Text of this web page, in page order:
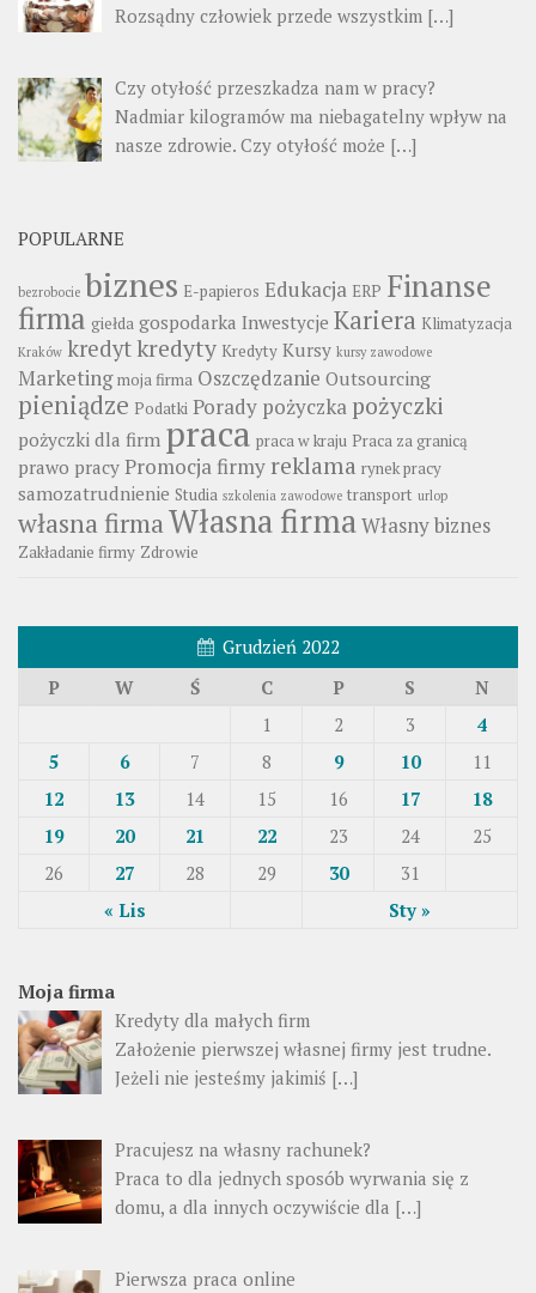
Rozsądny człowiek przede wszystkim […]
Czy otyłość przeszkadza nam w pracy?
Nadmiar kilogramów ma niebagatelny wpływ na
nasze zdrowie. Czy otyłość może […]
POPULARNE
bezrobocie biznes E-papieros Edukacja ERP Finanse
firma giełda gospodarka Inwestycje Kariera Klimatyzacja
Kraków kredytkredyty Kredyty Kursy kursy zawodowe
Marketing moja firma Oszczędzanie Outsourcing
pieniądze Podatki Porady pożyczka pożyczki
pożyczki dla firm praca praca w kraju Praca za granicą
prawo pracy Promocja firmy reklama rynek pracy
samozatrudnienie Studia szkolenia zawodowe transport urlop
własna firma Własna firmaWłasny biznes
Zakładanie firmy Zdrowie
Grudzień 2022
P
W Ś C P S N
« Lis Sty »
1 2 3
4
5
6 7 8 9 10
11
12
13 14 15 16 17
18
19
20 21 22 23 24
25
26
27 28 29 30 31
Moja firma
Kredyty dla małych firm
Założenie pierwszej własnej firmy jest trudne.
Jeżeli nie jesteśmy jakimiś […]
Pracujesz na własny rachunek?
Praca to dla jednych sposób wyrwania się z
domu, a dla innych oczywiście dla […]
Pierwsza praca online